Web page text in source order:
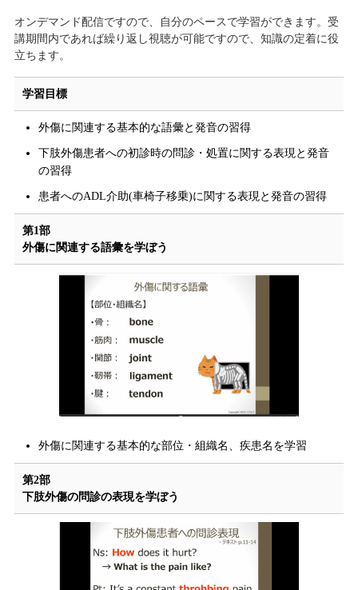
オンデマンド配信ですので、自分のペースで学習ができます。受
講期間内であれば繰り返し視聴が可能ですので、知識の定着に役
立ちます。
学習目標
外傷に関連する基本的な語彙と発音の習得
下肢外傷患者への初診時の問診・処置に関する表現と発音
の習得
患者へのADL介助(車椅子移乗)に関する表現と発音の習得
第1部
外傷に関連する語彙を学ぼう
外傷に関連する基本的な部位・組織名、疾患名を学習
第2部
下肢外傷の問診の表現を学ぼう